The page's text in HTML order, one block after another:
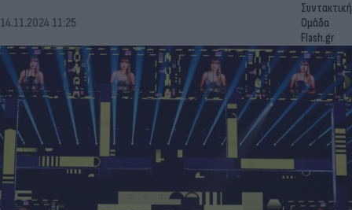
14.11.2024 11:25
Συντακτική
Ομάδα
Flash.gr